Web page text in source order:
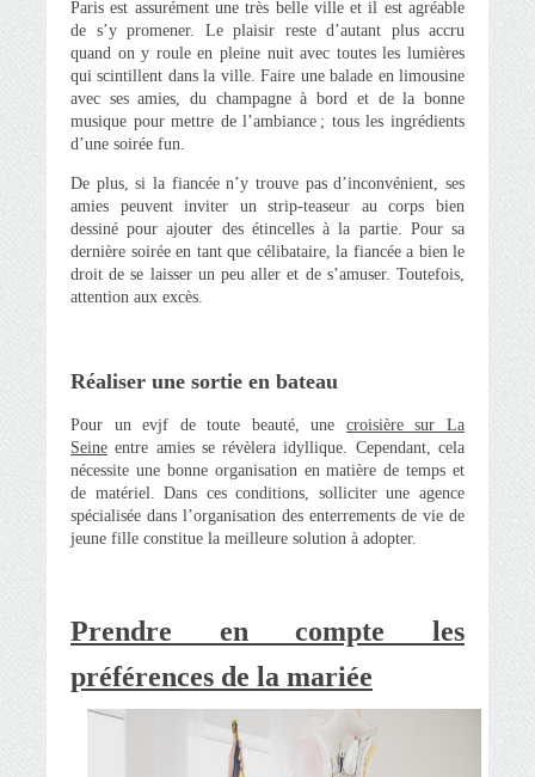
Paris est assurément une très belle ville et il est agréable
de s’y promener. Le plaisir reste d’autant plus accru
quand on y roule en pleine nuit avec toutes les lumières
qui scintillent dans la ville. Faire une balade en limousine
avec ses amies, du champagne à bord et de la bonne
musique pour mettre de l’ambiance ; tous les ingrédients
d’une soirée fun.
De plus, si la fiancée n’y trouve pas d’inconvénient, ses
amies peuvent inviter un strip-teaseur au corps bien
dessiné pour ajouter des étincelles à la partie. Pour sa
dernière soirée en tant que célibataire, la fiancée a bien le
droit de se laisser un peu aller et de s’amuser. Toutefois,
attention aux excès.
Réaliser une sortie en bateau
Pour un evjf de toute beauté, une croisière sur La
Seine entre amies se révèlera idyllique. Cependant, cela
nécessite une bonne organisation en matière de temps et
de matériel. Dans ces conditions, solliciter une agence
spécialisée dans l’organisation des enterrements de vie de
jeune fille constitue la meilleure solution à adopter.
Prendre en compte les
préférences de la mariée